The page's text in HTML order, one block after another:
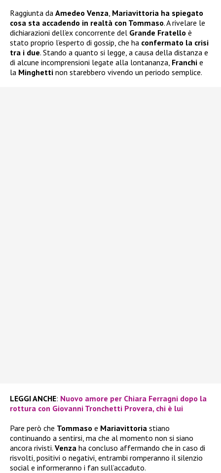
Raggiunta da Amedeo Venza Mariavittoria ha spiegato
cosa sta accadendo in realtà con Tommaso. A rivelare le
dichiarazioni dell’ex concorrente del Grande Fratello è
stato proprio l’esperto di gossip, che ha confermato la crisi
tra i due. Stando a quanto si legge, a causa della distanza e
di alcune incomprensioni legate alla lontananza, Franchi e
la Minghetti non starebbero vivendo un periodo semplice.
LEGGI ANCHE: Nuovo amore per Chiara Ferragni dopo la
rottura con Giovanni Tronchetti Provera, chi è lui
Pare però che Tommaso e Mariavittoria stiano
continuando a sentirsi, ma che al momento non si siano
ancora rivisti. Venza ha concluso affermando che in caso di
risvolti, positivi o negativi, entrambi romperanno il silenzio
social e informeranno i fan sull’accaduto.